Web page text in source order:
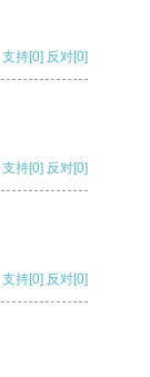
支持[0] 反对[0]
支持[0] 反对[0]
支持[0] 反对[0]